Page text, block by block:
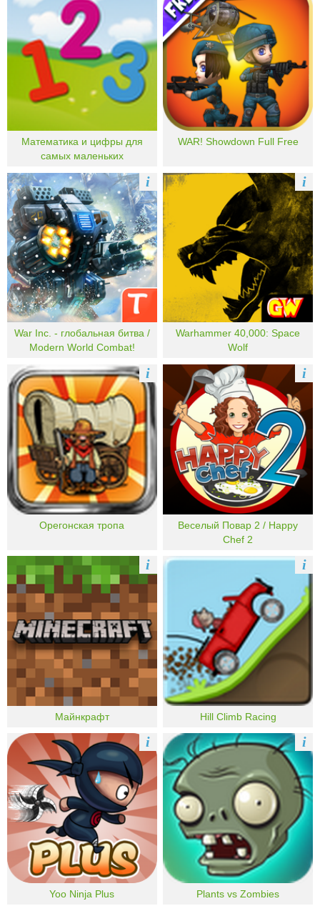
Математика и цифры для
самых маленьких
WAR! Showdown Full Free
War Inc. - глобальная битва /
Modern World Combat!
i
Warhammer 40,000: Space
Wolf
i
Орегонская тропа
i
Веселый Повар 2 / Happy
Chef 2
i
Майнкрафт
i
Hill Climb Racing
i
Yoo Ninja Plus
i
Plants vs Zombies
i